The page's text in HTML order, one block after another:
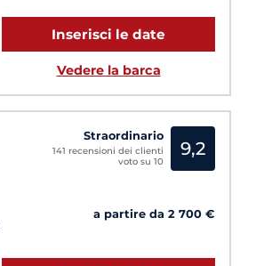
Inserisci le date
Vedere la barca
Straordinario
141 recensioni dei clienti
voto su 10
9,2
a partire da 2 700 €